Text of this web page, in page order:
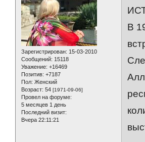
Зарегистрирован: 15-03-2010
Сообщений: 15118
Уважение: +16469
Позитив: +7187
Пол: Женский
Возраст: 54 [1971-09-06]
Провел на форуме:
5 месяцев 1 день
Последний визит:
Вчера 22:11:21
В